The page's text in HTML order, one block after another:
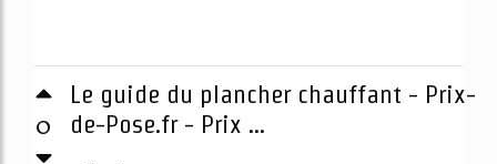
0
Le guide du plancher chauffant - Prix-
de-Pose.fr - Prix ...